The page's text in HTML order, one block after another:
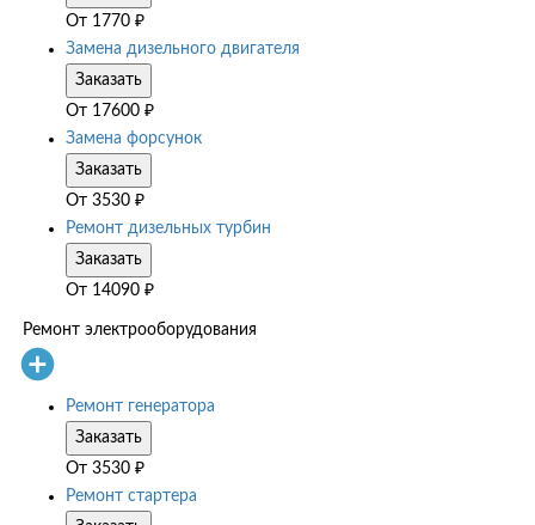
От 1770 ₽
Замена дизельного двигателя
Заказать
От 17600 ₽
Замена форсунок
Заказать
От 3530 ₽
Ремонт дизельных турбин
Заказать
От 14090 ₽
Ремонт электрооборудования
Ремонт генератора
Заказать
От 3530 ₽
Ремонт стартера